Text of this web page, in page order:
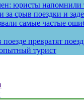
юристы напомнили
за срыв поездки и
самые частые
превратят
турист